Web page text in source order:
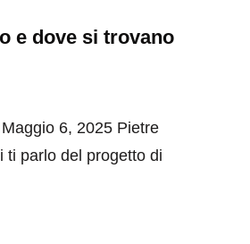
e dove si trovano
6, 2025 Pietre
ti parlo del progetto di